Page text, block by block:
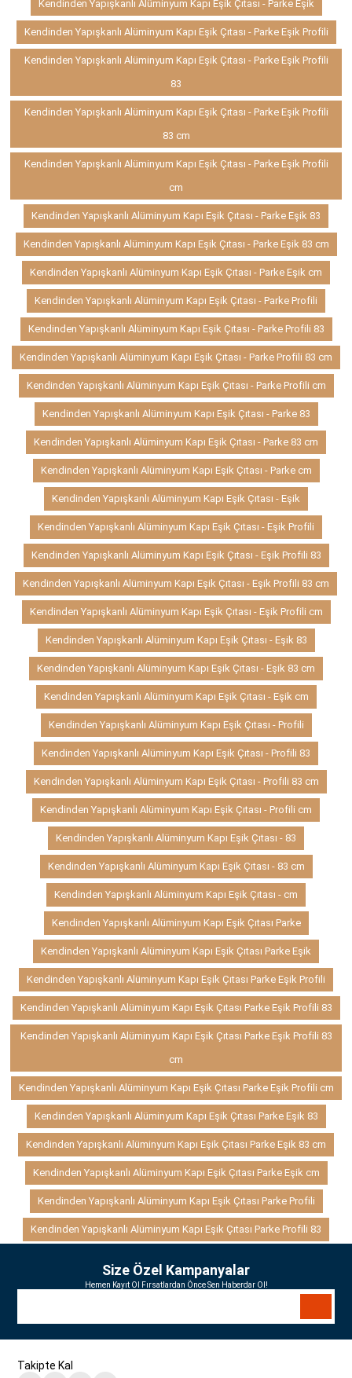
Kendinden Yapışkanlı Alüminyum Kapı Eşik Çıtası - Parke Eşik
Kendinden Yapışkanlı Alüminyum Kapı Eşik Çıtası - Parke Eşik Profili
Kendinden Yapışkanlı Alüminyum Kapı Eşik Çıtası - Parke Eşik Profili
83
Kendinden Yapışkanlı Alüminyum Kapı Eşik Çıtası - Parke Eşik Profili
83 cm
Kendinden Yapışkanlı Alüminyum Kapı Eşik Çıtası - Parke Eşik Profili
cm
Kendinden Yapışkanlı Alüminyum Kapı Eşik Çıtası - Parke Eşik 83
Kendinden Yapışkanlı Alüminyum Kapı Eşik Çıtası - Parke Eşik 83 cm
Kendinden Yapışkanlı Alüminyum Kapı Eşik Çıtası - Parke Eşik cm
Kendinden Yapışkanlı Alüminyum Kapı Eşik Çıtası - Parke Profili
Kendinden Yapışkanlı Alüminyum Kapı Eşik Çıtası - Parke Profili 83
Kendinden Yapışkanlı Alüminyum Kapı Eşik Çıtası - Parke Profili 83 cm
Kendinden Yapışkanlı Alüminyum Kapı Eşik Çıtası - Parke Profili cm
Kendinden Yapışkanlı Alüminyum Kapı Eşik Çıtası - Parke 83
Kendinden Yapışkanlı Alüminyum Kapı Eşik Çıtası - Parke 83 cm
Kendinden Yapışkanlı Alüminyum Kapı Eşik Çıtası - Parke cm
Kendinden Yapışkanlı Alüminyum Kapı Eşik Çıtası - Eşik
Kendinden Yapışkanlı Alüminyum Kapı Eşik Çıtası - Eşik Profili
Kendinden Yapışkanlı Alüminyum Kapı Eşik Çıtası - Eşik Profili 83
Kendinden Yapışkanlı Alüminyum Kapı Eşik Çıtası - Eşik Profili 83 cm
Kendinden Yapışkanlı Alüminyum Kapı Eşik Çıtası - Eşik Profili cm
Kendinden Yapışkanlı Alüminyum Kapı Eşik Çıtası - Eşik 83
Kendinden Yapışkanlı Alüminyum Kapı Eşik Çıtası - Eşik 83 cm
Kendinden Yapışkanlı Alüminyum Kapı Eşik Çıtası - Eşik cm
Kendinden Yapışkanlı Alüminyum Kapı Eşik Çıtası - Profili
Kendinden Yapışkanlı Alüminyum Kapı Eşik Çıtası - Profili 83
Kendinden Yapışkanlı Alüminyum Kapı Eşik Çıtası - Profili 83 cm
Kendinden Yapışkanlı Alüminyum Kapı Eşik Çıtası - Profili cm
Kendinden Yapışkanlı Alüminyum Kapı Eşik Çıtası - 83
Kendinden Yapışkanlı Alüminyum Kapı Eşik Çıtası - 83 cm
Kendinden Yapışkanlı Alüminyum Kapı Eşik Çıtası - cm
Kendinden Yapışkanlı Alüminyum Kapı Eşik Çıtası Parke
Kendinden Yapışkanlı Alüminyum Kapı Eşik Çıtası Parke Eşik
Kendinden Yapışkanlı Alüminyum Kapı Eşik Çıtası Parke Eşik Profili
Kendinden Yapışkanlı Alüminyum Kapı Eşik Çıtası Parke Eşik Profili 83
Kendinden Yapışkanlı Alüminyum Kapı Eşik Çıtası Parke Eşik Profili 83
cm
Kendinden Yapışkanlı Alüminyum Kapı Eşik Çıtası Parke Eşik Profili cm
Kendinden Yapışkanlı Alüminyum Kapı Eşik Çıtası Parke Eşik 83
Kendinden Yapışkanlı Alüminyum Kapı Eşik Çıtası Parke Eşik 83 cm
Kendinden Yapışkanlı Alüminyum Kapı Eşik Çıtası Parke Eşik cm
Kendinden Yapışkanlı Alüminyum Kapı Eşik Çıtası Parke Profili
Kendinden Yapışkanlı Alüminyum Kapı Eşik Çıtası Parke Profili 83
Size Özel Kampanyalar
Hemen Kayıt Ol Fırsatlardan Önce Sen Haberdar Ol!
Takipte Kal